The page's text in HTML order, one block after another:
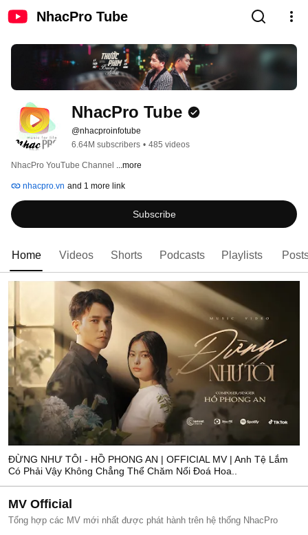
NhacPro Tube
NhacPro Tube
@nhacproinfotube
6.64M subscribers • 485 videos
NhacPro YouTube Channel ...more
nhacpro.vn and 1 more link
Subscribe
Home Videos Shorts Podcasts Playlists
ĐỪNG NHƯ TÔI - HỒ PHONG AN | OFFICIAL MV | Anh Tệ Lắm
Có Phải Vậy Không Chẳng Thể Chăm Nổi Đoá Hoa..
MV Official
Tổng hợp các MV mới nhất được phát hành trên hệ thống NhacPro